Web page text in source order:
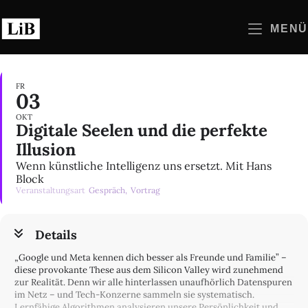
Inhalt
springen
MENÜ
FR
03
OKT
Digitale Seelen und die perfekte
Illusion
Wenn künstliche Intelligenz uns ersetzt. Mit Hans
Block
Veranstaltungsart Gespräch, Vortrag
Details
„Google und Meta kennen dich besser als Freunde und Familie” –
diese provokante These aus dem Silicon Valley wird zunehmend
zur Realität. Denn wir alle hinterlassen unaufhörlich Datenspuren
im Netz – und Tech-Konzerne sammeln sie systematisch.